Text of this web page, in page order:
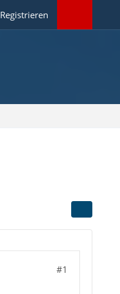
Registrieren
#1